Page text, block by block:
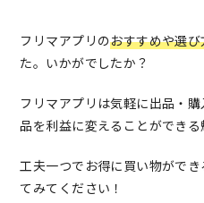
フリマアプリのおすすめや選び
た。いかがでしたか？
フリマアプリは気軽に出品・
品を利益に変えることができる
工夫一つでお得に買い物ができ
てみてください！